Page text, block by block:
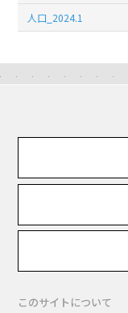
人口_2024.1
このサイトについて